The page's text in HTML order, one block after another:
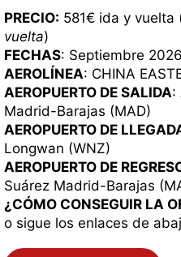
PRECIO: 581€ ida y vuelta
vuelta)
FECHAS: Septiembre 2026
AEROLÍNEA: CHINA
AEROPUERTO DE SALIDA:
Madrid-Barajas (MAD)
AEROPUERTO DE
Longwan (WNZ)
AEROPUERTO DE
Suárez Madrid-Barajas
¿CÓMO CONSEGUIR LA
o sigue los enlaces de